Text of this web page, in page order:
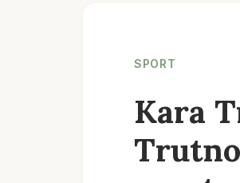
SPORT
Kara